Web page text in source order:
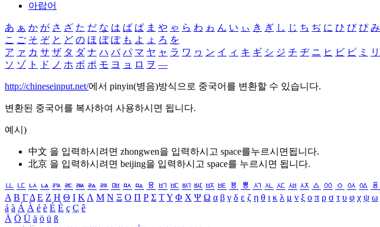
아랍어
あ ぁ か が さ ざ た だ な は ば ぱ ま や ゃ ら わ ゎ ん い ぃ き ぎ し じ ち ぢ に ひ び ぴ み
こ ご そ ぞ と ど の ほ ぼ ぽ も よ ょ ろ を
ア ァ カ サ ザ タ ダ ナ ハ バ パ マ ヤ ャ ラ ワ ヮ ン イ ィ キ ギ シ ジ チ ヂ ニ ヒ ビ ピ ミ リ
ソ ゾ ト ド ノ ホ ボ ポ モ ヨ ョ ロ ヲ ―
http://chineseinput.net/에서 pinyin(병음)방식으로 중국어를 변환할 수 있습니다.
변환된 중국어를 복사하여 사용하시면 됩니다.
예시)
中文 을 입력하시려면 zhongwen을 입력하시고 space를누르시면됩니다.
北京 을 입력하시려면 beijing을 입력하시고 space를 누르시면 됩니다.
ㅥ ㅦ ㅧ ㅨ ㅩ ㅪ ㅫ ㅬ ㅭ ㅮ ㅯ ㅰ ㅱ ㅲ ㅳ ㅴ ㅵ ㅶ ㅷ ㅸ ㅹ ㅺ ㅻ ㅼ ㅽ ㅾ ㅿ ㆀ ㆁ ㆂ ㆃ ㆄ
Α Β ΓΔ Ε Ζ Η Θ Ι ΚΛ Μ Ν Ξ Ο Π Ρ Σ ΤΥ Φ Χ Ψ Ω α β γ δ ε ζ η θ ι κ λ μ ν ξ ο π ρ σ τ υ φ χ ψ ω
á à Á À é è É È ç Ç ê
Ä Ö Ü ä ö ü ß